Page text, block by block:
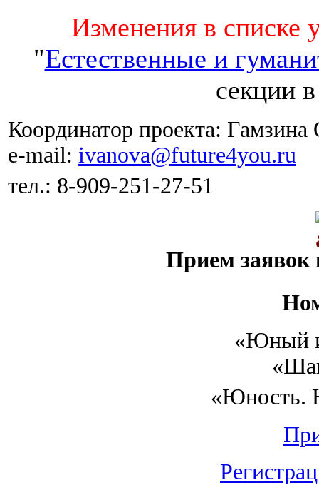
Изменения в списке
"Естественные и
секции
Координатор проекта: Гамзина
e-mail: ivanova@future4you.ru
тел.: 8-909-251-27-51
Прием заявок
«Юный
«Юность.